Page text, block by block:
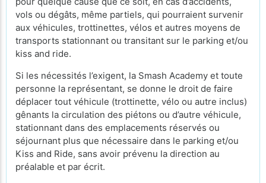
vols ou dégâts, même partiels, qui pourraient survenir
aux véhicules, trottinettes, vélos et autres moyens de
transports stationnant ou transitant sur le parking et/ou
kiss and ride.
Si les nécessités l’exigent, la Smash Academy et toute
personne la représentant, se donne le droit de faire
déplacer tout véhicule (trottinette, vélo ou autre inclus)
gênants la circulation des piétons ou d’autre véhicule,
stationnant dans des emplacements réservés ou
séjournant plus que nécessaire dans le parking et/ou
Kiss and Ride, sans avoir prévenu la direction au
préalable et par écrit.